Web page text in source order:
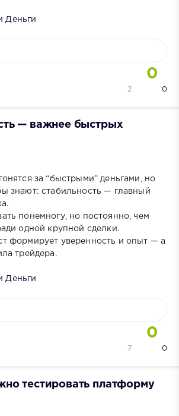
Деньги
0
0
2
— важнее быстрых
за “быстрыми” деньгами, но
знают: стабильность — главный
понемногу, но постоянно, чем
одной крупной сделки.
формирует уверенность и опыт — а
трейдера.
Деньги
0
0
7
тестировать платформу